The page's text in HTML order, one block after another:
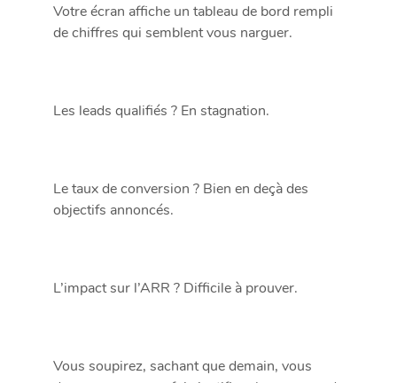
Votre écran affiche un tableau de bord rempli
de chiffres qui semblent vous narguer.
Les leads qualifiés ? En stagnation.
Le taux de conversion ? Bien en deçà des
objectifs annoncés.
L’impact sur l’ARR ? Difficile à prouver.
Vous soupirez, sachant que demain, vous